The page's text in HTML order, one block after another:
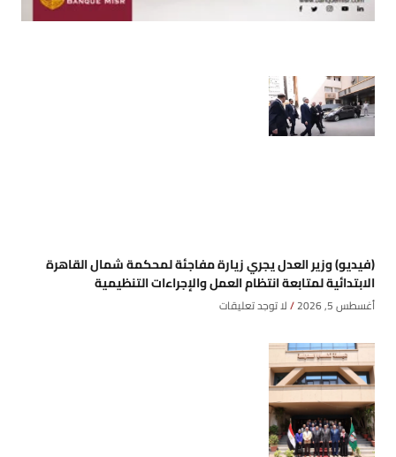
(فيديو) وزير العدل يجري زيارة مفاجئة لمحكمة شمال القاهرة
الابتدائية لمتابعة انتظام العمل والإجراءات التنظيمية
أغسطس 5, 2026 لا توجد تعليقات